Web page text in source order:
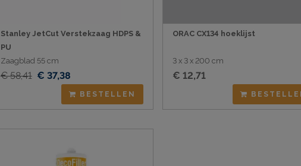
Stanley JetCut Verstekzaag HDPS &
PU
Zaagblad 55 cm
€ 58,41 € 37,38
BESTELLEN
ORAC CX134 hoeklijst
3 x 3 x 200 cm
€ 12,71